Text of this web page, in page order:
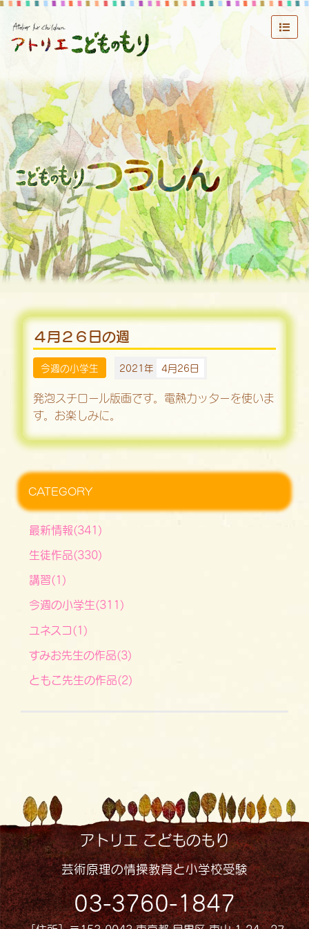
４月２６日の週
今週の小学生 2021年 4月26日
発泡スチロール版画です。電熱カッターを使いま
す。お楽しみに。
CATEGORY
最新情報(341)
生徒作品(330)
講習(1)
今週の小学生(311)
ユネスコ(1)
すみお先生の作品(3)
ともこ先生の作品(2)
アトリエ こどものもり
芸術原理の情操教育と小学校受験
03-3760-1847